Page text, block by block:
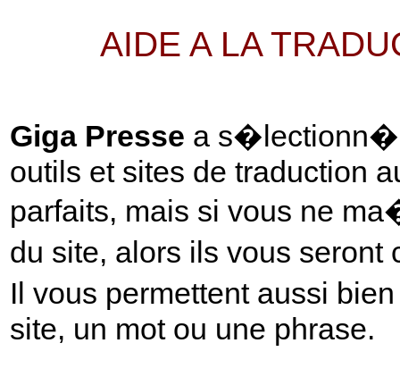
AIDE A LA
Giga Presse a s�lectionn�
outils et sites de traduction
parfaits, mais si vous ne
du site, alors ils vous
Il vous permettent aussi
site, un mot ou une phrase.